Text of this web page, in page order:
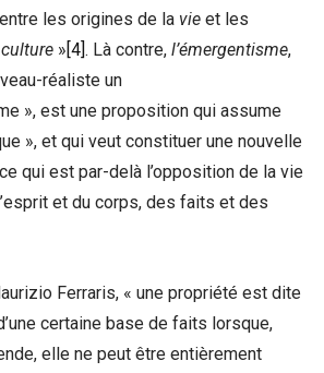
les origines de la vie et les
culture »[4]. Là contre, l’émergentisme,
réaliste un
», est une proposition qui assume
», et qui veut constituer une nouvelle
qui est par-delà l’opposition de la vie
et du corps, des faits et des
Ferraris, « une propriété est dite
certaine base de faits lorsque,
elle ne peut être entièrement